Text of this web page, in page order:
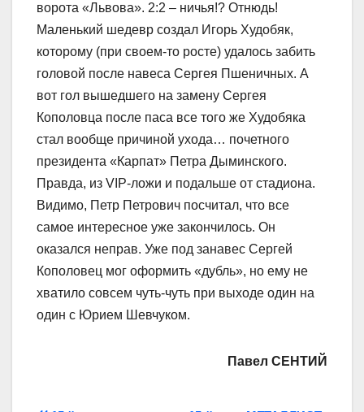
ворота «Львова». 2:2 – ничья!? Отнюдь!
Маленький шедевр создал Игорь Худобяк,
которому (при своем-то росте) удалось забить
головой после навеса Сергея Пшеничных. А
вот гол вышедшего на замену Сергея
Кополовца после паса все того же Худобяка
стал вообще причиной ухода… почетного
президента «Карпат» Петра Дыминского.
Правда, из VIP-ложи и подальше от стадиона.
Видимо, Петр Петрович посчитал, что все
самое интересное уже закончилось. Он
оказался неправ. Уже под занавес Сергей
Кополовец мог оформить «дубль», но ему не
хватило совсем чуть-чуть при выходе один на
один с Юрием Шевчуком.
Павел СЕНТИЙ